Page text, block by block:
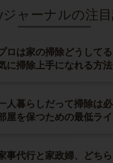
ジャーナルの注
ロは家の掃除どうして
に掃除上手になれる方法
人暮らしだって掃除は
屋を保つための最低ラ
事代行と家政婦、どち